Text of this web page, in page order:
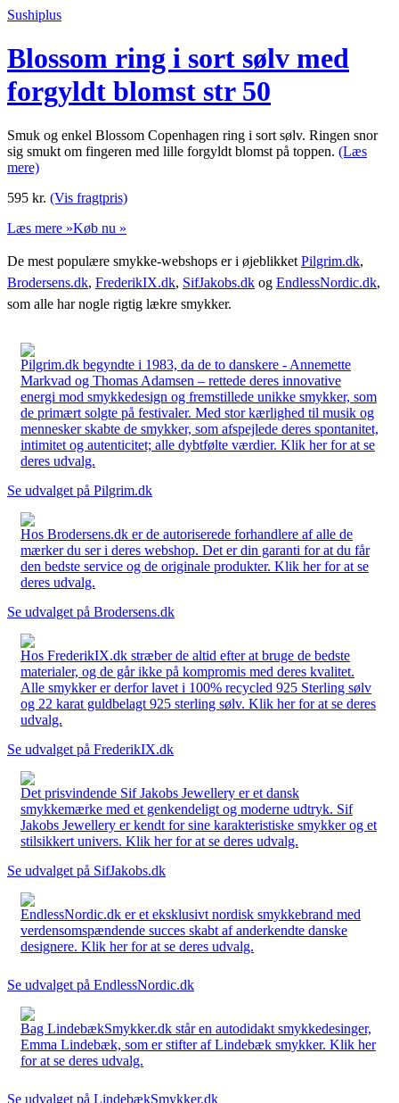
Sushiplus
Blossom ring i sort sølv med
forgyldt blomst str 50
Smuk og enkel Blossom Copenhagen ring i sort sølv. Ringen snor
sig smukt om fingeren med lille forgyldt blomst på toppen. (Læs
mere)
595 kr. (Vis fragtpris)
Læs mere »Køb nu »
De mest populære smykke-webshops er i øjeblikket Pilgrim.dk,
Brodersens.dk, FrederikIX.dk, SifJakobs.dk og EndlessNordic.dk,
som alle har nogle rigtig lækre smykker.
Pilgrim.dk begyndte i 1983, da de to danskere - Annemette
Markvad og Thomas Adamsen – rettede deres innovative
energi mod smykkedesign og fremstillede unikke smykker, som
de primært solgte på festivaler. Med stor kærlighed til musik og
mennesker skabte de smykker, som afspejlede deres spontanitet,
intimitet og autenticitet; alle dybtfølte værdier. Klik her for at se
deres udvalg.
Se udvalget på Pilgrim.dk
Hos Brodersens.dk er de autoriserede forhandlere af alle de
mærker du ser i deres webshop. Det er din garanti for at du får
den bedste service og de originale produkter. Klik her for at se
deres udvalg.
Se udvalget på Brodersens.dk
Hos FrederikIX.dk stræber de altid efter at bruge de bedste
materialer, og de går ikke på kompromis med deres kvalitet.
Alle smykker er derfor lavet i 100% recycled 925 Sterling sølv
og 22 karat guldbelagt 925 sterling sølv. Klik her for at se deres
udvalg.
Se udvalget på FrederikIX.dk
Det prisvindende Sif Jakobs Jewellery er et dansk
smykkemærke med et genkendeligt og moderne udtryk. Sif
Jakobs Jewellery er kendt for sine karakteristiske smykker og et
stilsikkert univers. Klik her for at se deres udvalg.
Se udvalget på SifJakobs.dk
EndlessNordic.dk er et eksklusivt nordisk smykkebrand med
verdensomspændende succes skabt af anderkendte danske
designere. Klik her for at se deres udvalg.
Se udvalget på EndlessNordic.dk
Bag LindebækSmykker.dk står en autodidakt smykkedesinger,
Emma Lindebæk, som er stifter af Lindebæk smykker. Klik her
for at se deres udvalg.
Se udvalget på LindebækSmykker.dk